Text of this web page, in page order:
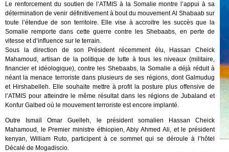
Le renforcement du soutien de l’ATMIS à la Somalie montre l’appui à sa
détermination de venir définitivement à bout du mouvement Al Shabaab sur
toute l’étendue de son territoire. Elle vise à accroitre les succès que la
Somalie remporte dans cette guerre contre les Shebaabs, en perte de
vitesse et d’influence sur le terrain.
Sous la direction de son Président récemment élu, Hassan Cheick
Mahamoud, artisan de la politique de lutte à tous les niveaux (militaire,
financier et idéologique), contre les Shebaabs, la Somalie a déjà réduit à
néant la menace terroriste dans plusieurs de ses régions, dont Galmudug
et Hirshabelleh. Elle souhaite mettre à profit la posture plus offensive de
l’ATMIS pour atteindre le même résultat dans les régions de Jubaland et
Konfur Galbed où le mouvement terroriste est encore implanté.
Outre Ismaïl Omar Guelleh, le président somalien Hassan Cheick
Mahamoud, le Premier ministre éthiopien, Abiy Ahmed Ali, et le président
kenyan, William Ruto, participent à ce sommet qui se déroule à l’hôtel
Décalé de Mogadiscio.